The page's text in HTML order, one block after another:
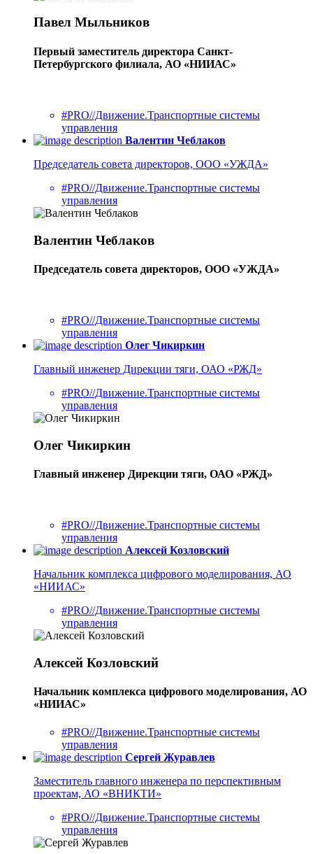
Павел Мыльников
Первый заместитель директора Санкт-
Петербургского филиала, АО «НИИАС»
#PRO//Движение.Транспортные системы
управления
Валентин Чеблаков
Председатель совета директоров, ООО «УЖДА»
#PRO//Движение.Транспортные системы
управления
Валентин Чеблаков
Председатель совета директоров, ООО «УЖДА»
#PRO//Движение.Транспортные системы
управления
Олег Чикиркин
Главный инженер Дирекции тяги, ОАО «РЖД»
#PRO//Движение.Транспортные системы
управления
Олег Чикиркин
Главный инженер Дирекции тяги, ОАО «РЖД»
#PRO//Движение.Транспортные системы
управления
Алексей Козловский
Начальник комплекса цифрового моделирования, АО
«НИИАС»
#PRO//Движение.Транспортные системы
управления
Алексей Козловский
Начальник комплекса цифрового моделирования, АО
«НИИАС»
#PRO//Движение.Транспортные системы
управления
Сергей Журавлев
Заместитель главного инженера по перспективным
проектам, АО «ВНИКТИ»
#PRO//Движение.Транспортные системы
управления